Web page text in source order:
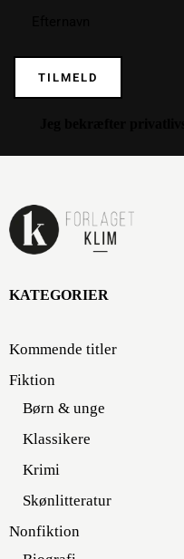
TILMELD
KATEGORIER
Kommende titler
Fiktion
Børn & unge
Klassikere
Krimi
Skønlitteratur
Nonfiktion